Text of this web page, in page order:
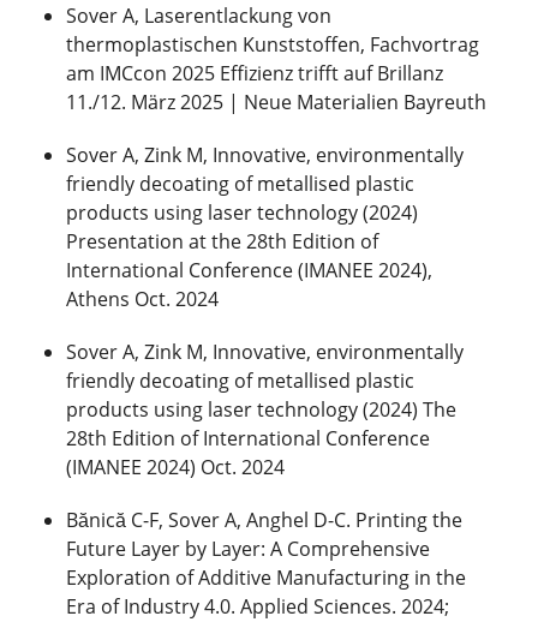
Sover A, Laserentlackung von
thermoplastischen Kunststoffen, Fachvortrag
am IMCcon 2025 Effizienz trifft auf Brillanz
11./12. März 2025 | Neue Materialien Bayreuth
Sover A, Zink M, Innovative, environmentally
friendly decoating of metallised plastic
products using laser technology (2024)
Presentation at the 28th Edition of
International Conference (IMANEE 2024),
Athens Oct. 2024
Sover A, Zink M, Innovative, environmentally
friendly decoating of metallised plastic
products using laser technology (2024) The
28th Edition of International Conference
(IMANEE 2024) Oct. 2024
Bănică C-F, Sover A, Anghel D-C. Printing the
Future Layer by Layer: A Comprehensive
Exploration of Additive Manufacturing in the
Era of Industry 4.0. Applied Sciences. 2024;